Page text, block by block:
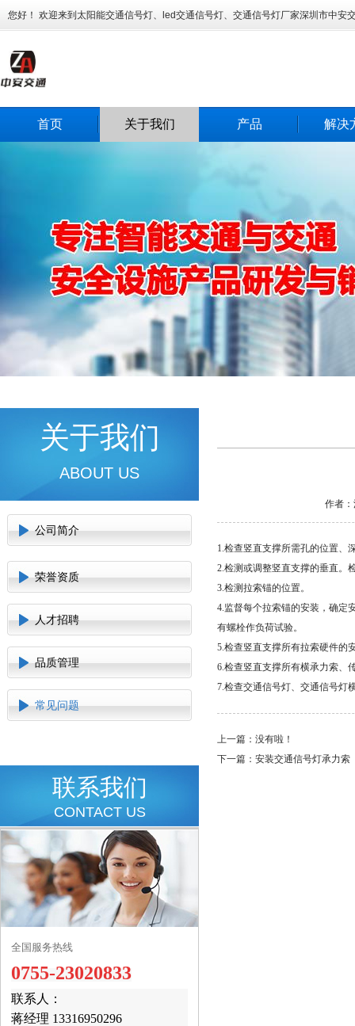
您好！ 欢迎来到太阳能交通信号灯、led交通信号灯、交通信号灯厂家深圳市中安
首页 关于我们 产品 解决
关于我们
ABOUT US
公司简介
荣誉资质
人才招聘
品质管理
常见问题
联系我们
CONTACT US
全国服务热线
0755-23020833
联系人：
蒋经理 13316950296
作者
1.检查竖直支撑所需孔的位置、
2.检测或调整竖直支撑的垂直。
3.检测拉索锚的位置。
4.监督每个拉索锚的安装，确定
有螺栓作负荷试验。
5.检查竖直支撑所有拉索硬件的
6.检查竖直支撑所有横承力索、
7.检查交通信号灯、交通信号灯
上一篇：没有啦！
下一篇： 安装交通信号灯承力索